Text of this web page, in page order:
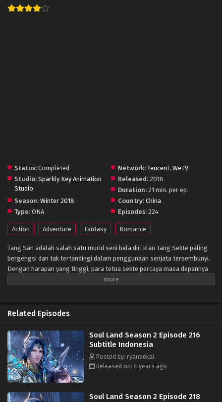
Status: Completed Network: Tencent, WeTV
Studio: Sparkly Key Animation
Studio
Released: 2018
Duration: 21 min. per ep.
Season: Winter 2018 Country: China
Type: ONA Episodes: 224
Action Adventure Fantasy Romance
Tang San adalah salah satu murid seni bela diri klan Tang Sekte paling
bergengsi dan tak tertandingi dalam penggunaan senjata tersembunyi.
Dengan harapan yang tinggi, para tetua sekte percaya masa depannya
akan cerah; namun Tang memilih untuk meninggalkan kehidupan ini
pengetahuannya, tidak melihat alasan untuk terus hidup dan melompat
dari Puncak Neraka, tetapi sedikit yang dia tahu bahwa itu bukanlah akhir
dari keberadaannya. Di Benua Douluo, yang kuat menang dan yang
lemah binasa. Setiap orang memiliki jiwa bawaan, beberapa di antaranya
dapat dikembangkan dan diperkuat, memberikan penggunanya berbagai
manfaat. Mereka yang terlahir dengan roh seperti itu bisa menjadi Guru
Roh, sebuah profesi yang dianggap sebagai salah satu yang paling
mulia di benua ini. Tang, yang bereinkarnasi ke dunia aneh ini, hanya
mengetahui kehidupan putra seorang pandai besi. Pada usia enam
Related Episodes
Soul Land Season 2 Episode 216
Subtitle Indonesia
Posted by: ryansekai
Released on: 4 years ago
Soul Land Season 2 Episode 218